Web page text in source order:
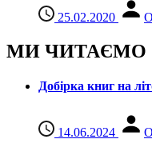
25.02.2020
МИ ЧИТАЄМО
Добірка книг на
14.06.2024